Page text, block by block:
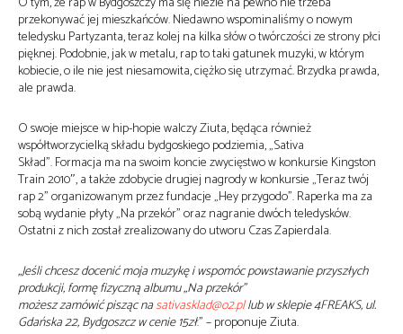
przekonywać jej mieszkańców. Niedawno wspominaliśmy o nowym
teledysku Partyzanta, teraz kolej na kilka słów o twórczości ze strony płci
pięknej. Podobnie, jak w metalu, rap to taki gatunek muzyki, w którym
kobiecie, o ile nie jest niesamowita, ciężko się utrzymać. Brzydka prawda,
ale prawda.
O swoje miejsce w hip-hopie walczy Ziuta, będąca również
współtworzycielką składu bydgoskiego podziemia, „Sativa
Skład”. Formacja ma na swoim koncie zwycięstwo w konkursie Kingston
Train 2010″, a także zdobycie drugiej nagrody w konkursie „Teraz twój
rap 2” organizowanym przez fundacje „Hey przygodo”. Raperka ma za
sobą wydanie płyty „Na przekór” oraz nagranie dwóch teledysków.
Ostatni z nich został zrealizowany do utworu Czas Zapierdala.
„Jeśli chcesz docenić moja muzykę i wspomóc powstawanie przyszłych
produkcji, formę fizyczną albumu „Na przekór”
możesz zamówić pisząc nasativasklad@o2.pllub w sklepie 4FREAKS, ul.
Gdańska 22, Bydgoszcz w cenie 15zł.” – proponuje Ziuta.